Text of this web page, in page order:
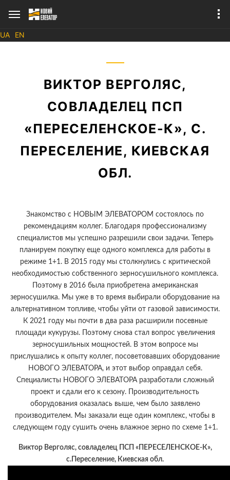
О бизнесе
Публикации в СМИ
Зерносушильный
Теплогенераторы
UA EN
ВИКТОР ВЕРГОЛЯС,
СОВЛАДЕЛЕЦ ПСП
«ПЕРЕСЕЛЕНСКОЕ-К», С.
ПЕРЕСЕЛЕНИЕ, КИЕВСКАЯ
ОБЛ.
Знакомство с НОВЫМ ЭЛЕВАТОРОМ состоялось по
рекомендациям коллег. Благодаря профессионализму
специалистов мы успешно разрешили свои задачи. Теперь
планируем покупку еще одного комплекса для работы в
режиме 1+1. В 2015 году мы столкнулись с критической
необходимостью собственного зерносушильного комплекса.
Поэтому в 2016 была приобретена американская
зерносушилка. Мы уже в то время выбирали оборудование на
альтернативном топливе, чтобы уйти от газовой зависимости.
К 2021 году мы почти в два раза расширили посевные
площади кукурузы. Поэтому снова стал вопрос увеличения
зерносушильных мощностей. В этом вопросе мы
прислушались к опыту коллег, посоветовавших оборудование
НОВОГО ЭЛЕВАТОРА, и этот выбор оправдал себя.
Специалисты НОВОГО ЭЛЕВАТОРА разработали сложный
проект и сдали его к сезону. Производительность
оборудования оказалась выше, чем было заявлено
производителем. Мы заказали еще один комплекс, чтобы в
следующем году сушить очень влажное зерно по схеме 1+1.
Виктор Верголяс, совладелец ПСП «ПЕРЕСЕЛЕНСКОЕ-К»,
с.Переселение, Киевская обл.